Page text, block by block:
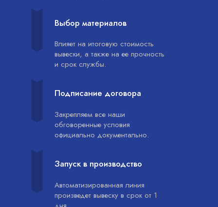
Выбор материалов
Влияет на итоговую стоимость
вывески, а также на ее прочность
и срок службы.
Подписание договора
Закрепляем все наши
обговоренные условия
официально документально.
Запуск в производство
Автоматизированная линия
произведет вывеску в срок от 1